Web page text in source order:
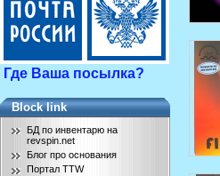
Где Ваша посылка?
Block link
БД по инвентарю на
revspin.net
Блог про основания
Портал TTW